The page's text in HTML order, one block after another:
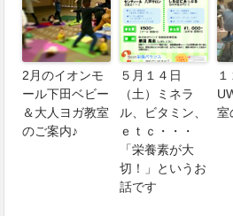
2月のイオンモ
ール下田ベビー
＆大人ヨガ教室
のご案内♪
５月１４日
（土）ミネラ
ル、ビタミン、
ｅｔｃ・・・
「栄養素が大
切！」というお
話です
室